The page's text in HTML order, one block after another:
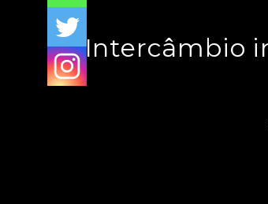
Intercâmbio